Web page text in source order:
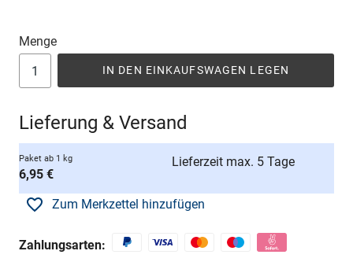
Menge
IN DEN EINKAUFSWAGEN LEGEN
Lieferung & Versand
Paket ab 1 kg
6,95 €
Lieferzeit max. 5 Tage
Zum Merkzettel hinzufügen
Zahlungsarten: